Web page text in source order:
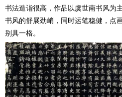
书法造诣很高，作品以虞世南书风为
书风的舒展劲峭，同时运笔稳健，点
别具一格。